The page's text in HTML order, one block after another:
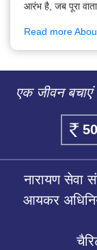
आरंभ है, जब पूरा
Read more
एक जीवन
नारायण सेवा
आयकर